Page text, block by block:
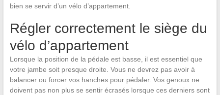
bien se servir d’un vélo d’appartement.
Régler correctement le siège du
vélo d’appartement
Lorsque la position de la pédale est basse, il est essentiel que
votre jambe soit presque droite. Vous ne devrez pas avoir à
balancer ou forcer vos hanches pour pédaler. Vos genoux ne
doivent pas non plus se sentir écrasés lorsque ces derniers sont